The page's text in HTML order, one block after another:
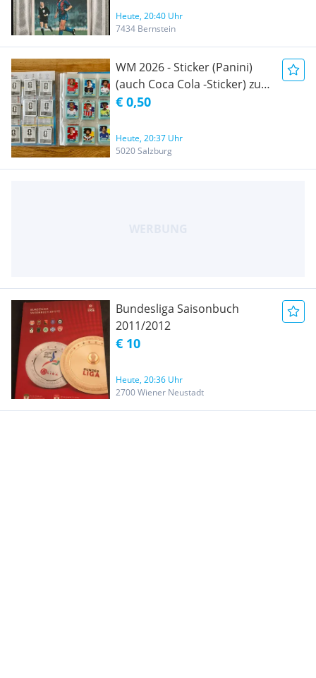
Heute, 20:40 Uhr
7434 Bernstein
WM 2026 - Sticker (Panini)
(auch Coca Cola -Sticker) zu
verkaufen (KEIN TAUSCH da
-) (# GPLATZ)
€ 0,50
Heute, 20:37 Uhr
5020 Salzburg
Bundesliga Saisonbuch
2011/2012
€ 10
Heute, 20:36 Uhr
2700 Wiener Neustadt